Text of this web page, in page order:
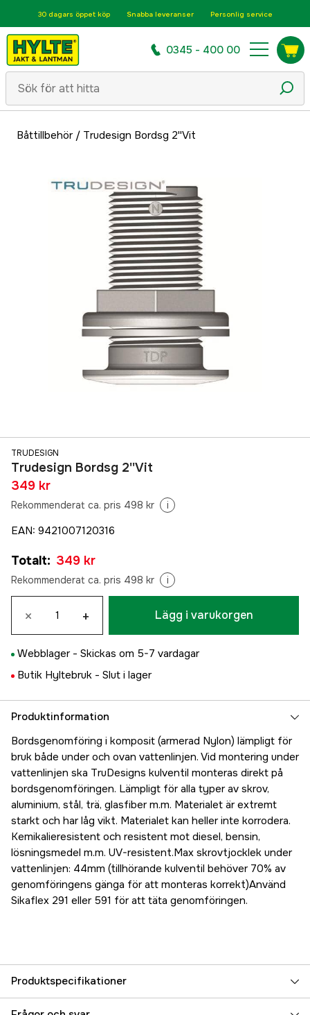
30 dagars öppet köp Snabba leveranser Personlig service
0345 - 400 00
Båttillbehör/ Trudesign Bordsg 2''Vit
TRUDESIGN
Trudesign Bordsg 2''Vit
349 kr
Rekommenderat ca. pris 498 kr i
EAN: 9421007120316
Totalt: 349 kr
Rekommenderat ca. pris 498 kr i
× + Lägg i varukorgen
Webblager - Skickas om 5-7 vardagar
Butik Hyltebruk - Slut i lager
Produktinformation
Bordsgenomföring i komposit (armerad Nylon) lämpligt för
bruk både under och ovan vattenlinjen. Vid montering under
vattenlinjen ska TruDesigns kulventil monteras direkt på
bordsgenomföringen. Lämpligt för alla typer av skrov,
aluminium, stål, trä, glasfiber m.m. Materialet är extremt
starkt och har låg vikt. Materialet kan heller inte korrodera.
Kemikalieresistent och resistent mot diesel, bensin,
lösningsmedel m.m. UV-resistent.Max skrovtjocklek under
vattenlinjen: 44mm (tillhörande kulventil behöver 70% av
genomföringens gänga för att monteras korrekt)Använd
Sikaflex 291 eller 591 för att täta genomföringen.
Produktspecifikationer